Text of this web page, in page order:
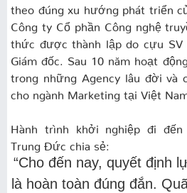
theo đúng xu hướng phát triển
Công ty Cổ phần Công nghệ
thức được thành lập do cựu SV
Giám đốc. Sau 10 năm hoạt
trong những Agency lâu đời và
cho ngành Marketing tại Việt
Hành trình khởi nghiệp đi đến
Trung Đức chia sẻ:
“Cho đến nay, quyết định
là hoàn toàn đúng đắn.